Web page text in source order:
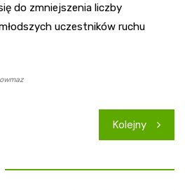
do zmniejszenia liczby
uczestników ruchu
Kolejny